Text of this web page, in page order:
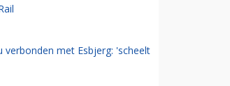
verbonden met Esbjerg: 'scheelt